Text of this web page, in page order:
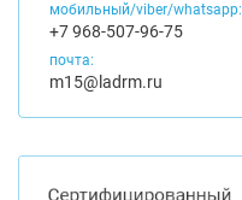
мобильный/viber/whatsapp:
+7 968-507-96-75
почта:
m15@ladrm.ru